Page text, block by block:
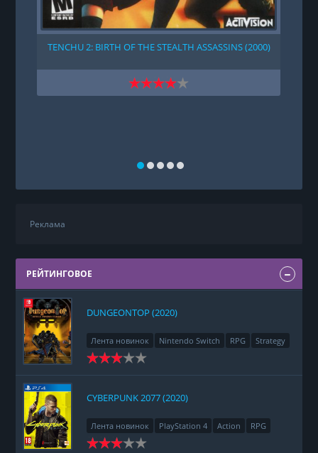
TENCHU 2: BIRTH OF THE STEALTH ASSASSINS (2000)
Реклама
РЕЙТИНГОВОЕ
DUNGEONTOP (2020)
Лента новинок Nintendo Switch RPG Strategy
CYBERPUNK 2077 (2020)
Лента новинок PlayStation 4 Action
RPG
Racing
Adventure